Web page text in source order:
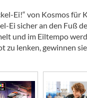
Ei!“ von Kosmos für
Ei sicher an den Fuß
und im Eiltempo
zu lenken, gewinnen